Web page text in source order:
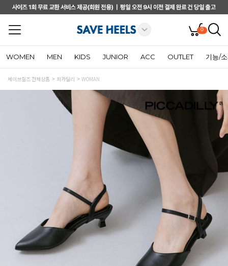
0
WOMEN MEN KIDS JUNIOR ACC OUTLET 기능/
세이브힐즈 전체상품 피카딜리 WOMAN